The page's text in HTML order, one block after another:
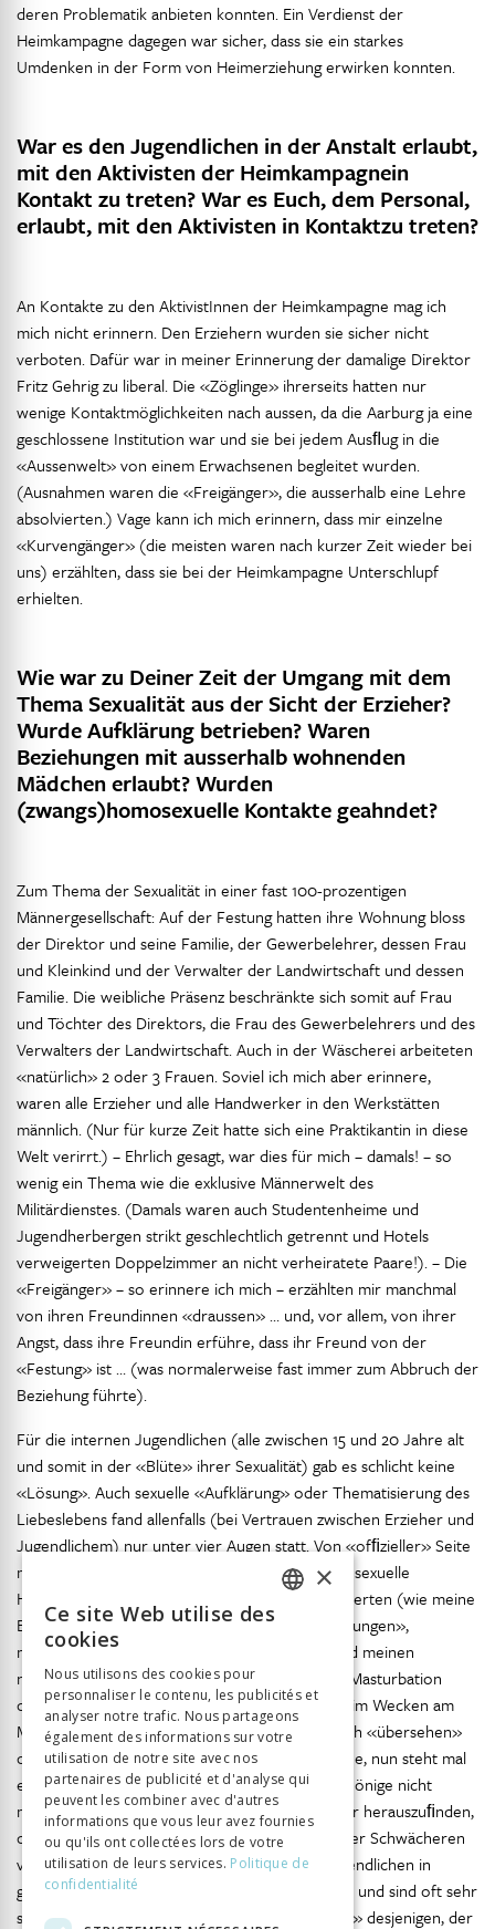
deren Problematik anbieten konnten. Ein Verdienst der
Heimkampagne dagegen war sicher, dass sie ein starkes
Umdenken in der Form von Heimerziehung erwirken konnten.
War es den Jugendlichen in der Anstalt erlaubt,
mit den Aktivisten der Heimkampagnein
Kontakt zu treten? War es Euch, dem Personal,
erlaubt, mit den Aktivisten in Kontaktzu treten?
An Kontakte zu den AktivistInnen der Heimkampagne mag ich
mich nicht erinnern. Den Erziehern wurden sie sicher nicht
verboten. Dafür war in meiner Erinnerung der damalige Direktor
Fritz Gehrig zu liberal. Die «Zöglinge» ihrerseits hatten nur
wenige Kontaktmöglichkeiten nach aussen, da die Aarburg ja eine
geschlossene Institution war und sie bei jedem Ausﬂug in die
«Aussenwelt» von einem Erwachsenen begleitet wurden.
(Ausnahmen waren die «Freigänger», die ausserhalb eine Lehre
absolvierten.) Vage kann ich mich erinnern, dass mir einzelne
«Kurvengänger» (die meisten waren nach kurzer Zeit wieder bei
uns) erzählten, dass sie bei der Heimkampagne Unterschlupf
erhielten.
Wie war zu Deiner Zeit der Umgang mit dem
Thema Sexualität aus der Sicht der Erzieher?
Wurde Aufklärung betrieben? Waren
Beziehungen mit ausserhalb wohnenden
Mädchen erlaubt? Wurden
(zwangs)homosexuelle Kontakte geahndet?
Zum Thema der Sexualität in einer fast 100-prozentigen
Männergesellschaft: Auf der Festung hatten ihre Wohnung bloss
der Direktor und seine Familie, der Gewerbelehrer, dessen Frau
und Kleinkind und der Verwalter der Landwirtschaft und dessen
Familie. Die weibliche Präsenz beschränkte sich somit auf Frau
und Töchter des Direktors, die Frau des Gewerbelehrers und des
Verwalters der Landwirtschaft. Auch in der Wäscherei arbeiteten
«natürlich» 2 oder 3 Frauen. Soviel ich mich aber erinnere,
waren alle Erzieher und alle Handwerker in den Werkstätten
männlich. (Nur für kurze Zeit hatte sich eine Praktikantin in diese
Welt verirrt.) – Ehrlich gesagt, war dies für mich – damals! – so
wenig ein Thema wie die exklusive Männerwelt des
Militärdienstes. (Damals waren auch Studentenheime und
Jugendherbergen strikt geschlechtlich getrennt und Hotels
verweigerten Doppelzimmer an nicht verheiratete Paare!). – Die
«Freigänger» – so erinnere ich mich – erzählten mir manchmal
von ihren Freundinnen «draussen» … und, vor allem, von ihrer
Angst, dass ihre Freundin erführe, dass ihr Freund von der
«Festung» ist … (was normalerweise fast immer zum Abbruch der
Beziehung führte).
Für die internen Jugendlichen (alle zwischen 15 und 20 Jahre alt
und somit in der «Blüte» ihrer Sexualität) gab es schlicht keine
«Lösung». Auch sexuelle «Aufklärung» oder Thematisierung des
Liebeslebens fand allenfalls (bei Vertrauen zwischen Erzieher und
Jugendlichem) nur unter vier Augen statt. Von «ofﬁzieller» Seite
mag ich mich an keine Repressionsvorgaben für sexuelle
Handlungen erinnern. Ältere Erzieher aber reagierten (wie meine
Eltern- Generation) sicher viel prüder als wir «Jungen»,
möglicherweise sogar mit Strafen. Was mich und meinen
nächsten Arbeitskollegen betrifft, so haben wir Masturbation
oder die Tatsache, dass wir zwei Jugendliche beim Wecken am
Morgen im gleichen Bett vorfanden, eher einfach «übersehen»
oder allenfalls durch eine Bemerkung wie «He he, nun steht mal
endlich auf!» kommentiert. (Ich hoffe, ich beschönige nicht
meine Erinnerung!) Natürlich galt es danach aber herauszuﬁnden,
ob allenfalls Missbrauch von Stärkeren gegenüber Schwächeren
vorliegt. Die «Machtverhältnisse» zwischen Jugendlichen in
geschlossenen Heimen spielen eine grosse Rolle und sind oft sehr
schwer zu durchschauen! Auch ist das «Prestige» desjenigen, der
ITALIAN
×
Ce site Web utilise des
cookies
Nous utilisons des cookies pour
personnaliser le contenu, les publicités et
analyser notre trafic. Nous partageons
également des informations sur votre
utilisation de notre site avec nos
partenaires de publicité et d'analyse qui
peuvent les combiner avec d'autres
informations que vous leur avez fournies
ou qu'ils ont collectées lors de votre
utilisation de leurs services. Politique de
confidentialité